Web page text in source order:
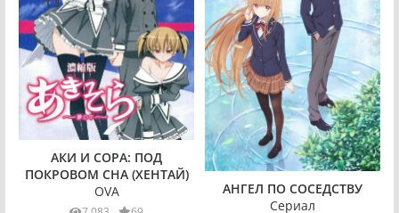
АКИ И СОРА: ПОД
ПОКРОВОМ СНА (ХЕНТАЙ)
OVA
АНГЕЛ ПО СОСЕДСТВУ
Сериал